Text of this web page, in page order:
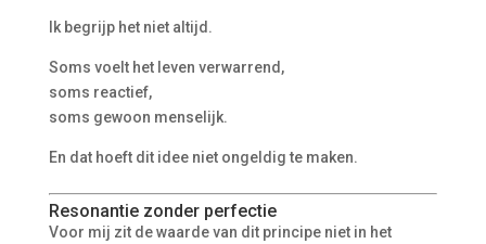
Ik begrijp het niet altijd.
Soms voelt het leven verwarrend,
soms reactief,
soms gewoon menselijk.
En dat hoeft dit idee niet ongeldig te maken.
Resonantie zonder perfectie
Voor mij zit de waarde van dit principe niet in het